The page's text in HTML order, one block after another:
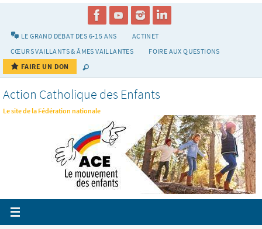
LE GRAND DÉBAT DES 6-15 ANS
ACTINET
CŒURS VAILLANTS & ÂMES VAILLANTES
FOIRE AUX QUESTIONS
FAIRE UN DON
Action Catholique des Enfants
Le site de la Fédération nationale